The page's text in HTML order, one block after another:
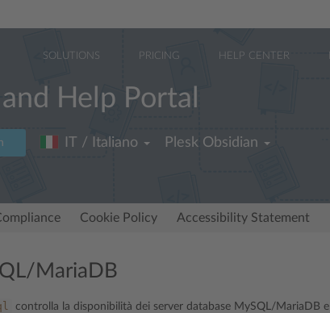
SOLUTIONS PRICING HELP CENTER
Help Portal
IT / Italiano Plesk Obsidian
Cookie Policy Accessibility Statement
MariaDB
controlla la disponibilità dei server database MySQL/MariaDB e